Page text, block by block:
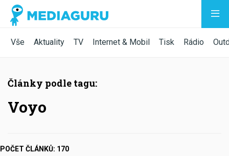
Vše Aktuality TV Internet & Mobil Tisk Rádio
Články podle tagu:
Voyo
POČET ČLÁNKŮ: 170